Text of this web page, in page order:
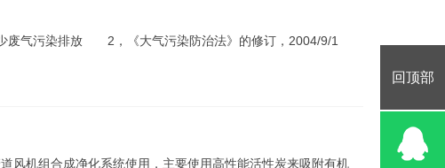
气污染排放 2，《大气污染防治法》的修订，2004/9/1
机组合成净化系统使用，主要使用高性能活性炭来吸附有机
回顶部